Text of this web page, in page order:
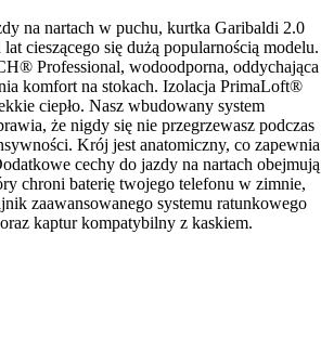
na nartach w puchu, kurtka Garibaldi 2.0
cieszącego się dużą popularnością modelu.
Professional, wodoodporna, oddychająca
komfort na stokach. Izolacja PrimaLoft®
ciepło. Nasz wbudowany system
że nigdy się nie przegrzewasz podczas
Krój jest anatomiczny, co zapewnia
cechy do jazdy na nartach obejmują
chroni baterię twojego telefonu w zimnie,
zaawansowanego systemu ratunkowego
kaptur kompatybilny z kaskiem.